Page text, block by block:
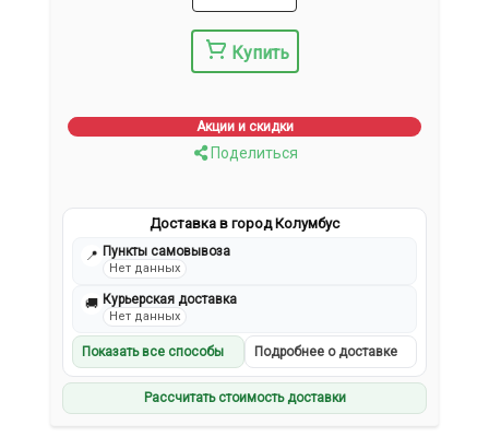
Купить
Акции и скидки
Поделиться
Доставка в город Колумбус
📍 Пункты самовывоза
Нет данных
🚚 Курьерская доставка
Нет данных
Показать все способы Подробнее о доставке
Рассчитать стоимость доставки